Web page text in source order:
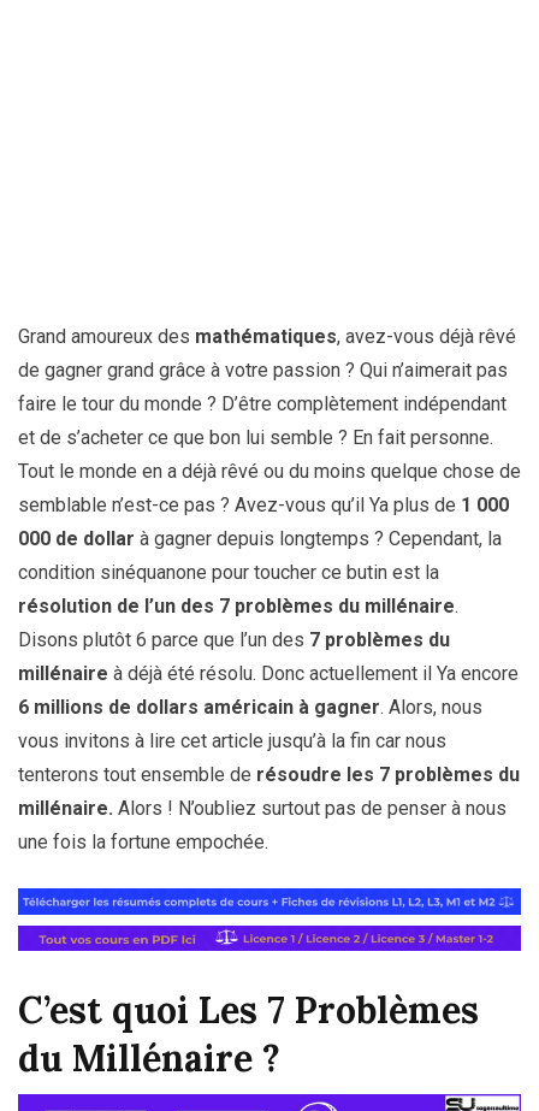
Grand amoureux des mathématiques, avez-vous déjà rêvé
de gagner grand grâce à votre passion ? Qui n’aimerait pas
faire le tour du monde ? D’être complètement indépendant
et de s’acheter ce que bon lui semble ? En fait personne.
Tout le monde en a déjà rêvé ou du moins quelque chose de
semblable n’est-ce pas ? Avez-vous qu’il Ya plus de 1 000
000 de dollar à gagner depuis longtemps ? Cependant, la
condition sinéquanone pour toucher ce butin est la
résolution de l’un des 7 problèmes du millénaire.
Disons plutôt 6 parce que l’un des 7 problèmes du
millénaire à déjà été résolu. Donc actuellement il Ya encore
6 millions de dollars américain à gagner. Alors, nous
vous invitons à lire cet article jusqu’à la fin car nous
tenterons tout ensemble de résoudre les 7 problèmes du
millénaire. Alors ! N’oubliez surtout pas de penser à nous
une fois la fortune empochée.
C’est quoi Les 7 Problèmes
du Millénaire ?